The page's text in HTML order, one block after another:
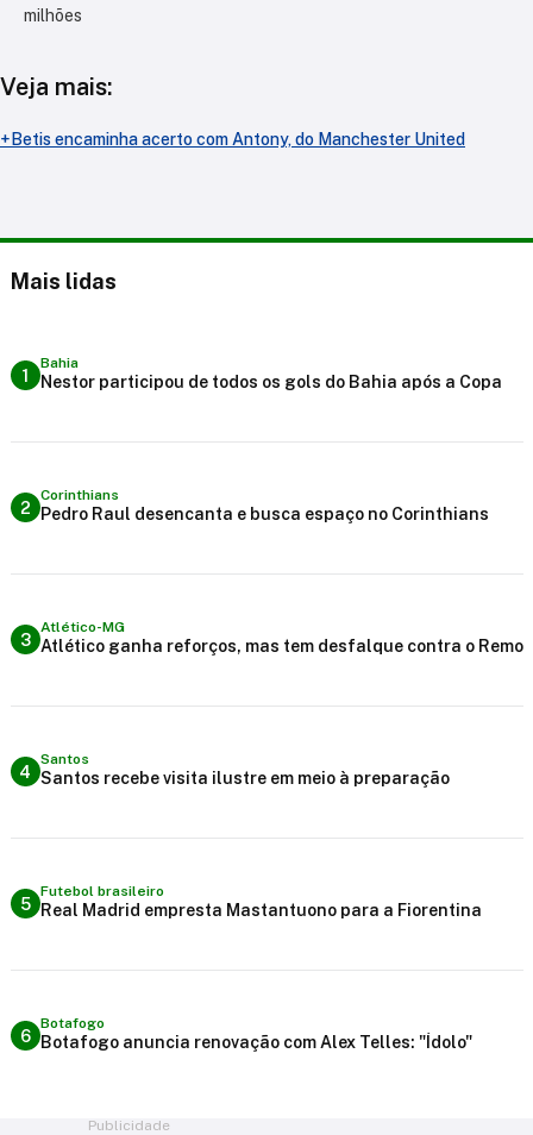
milhões
Veja mais:
+Betis encaminha acerto com Antony, do Manchester United
Mais lidas
1
Bahia
Nestor participou de todos os gols do Bahia após a Copa
2
Corinthians
Pedro Raul desencanta e busca espaço no Corinthians
3
Atlético-MG
Atlético ganha reforços, mas tem desfalque contra o Remo
4
Santos
Santos recebe visita ilustre em meio à preparação
5
Futebol brasileiro
Real Madrid empresta Mastantuono para a Fiorentina
6
Botafogo
Botafogo anuncia renovação com Alex Telles: "Ídolo"
Publicidade